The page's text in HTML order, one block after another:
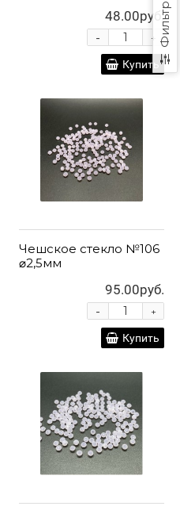
Фильтр
48.00руб.
+
-
Купить
Чешское стекло №106
⌀2,5мм
95.00руб.
+
-
Купить